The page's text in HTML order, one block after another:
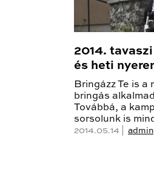
2014.
és heti
Bringázz Te is a
bringás
Továbbá, a
sorsolunk is
2014.05.14 | admin